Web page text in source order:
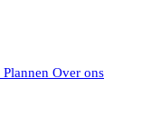
Plannen Over ons